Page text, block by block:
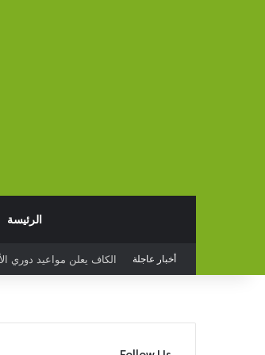
الرئيسة
أخبار عاجلة البدع يخسر أمام قيصري